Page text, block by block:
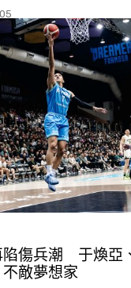
陷傷兵潮 于煥亞
敵夢想家